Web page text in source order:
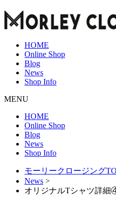
HOME
Online Shop
Blog
News
Shop Info
MENU
HOME
Online Shop
Blog
News
Shop Info
モーリークロージング
News >
オリジナルTシャツ詳細